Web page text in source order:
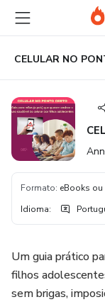
para
conteúdo
principal
para
pagamento
para
rodapé
Formato: eBooks
Idioma:
Um guia prático
filhos
sem brigas,